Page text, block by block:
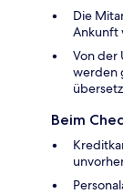
Die
Ankunft
Von der
werden
Beim